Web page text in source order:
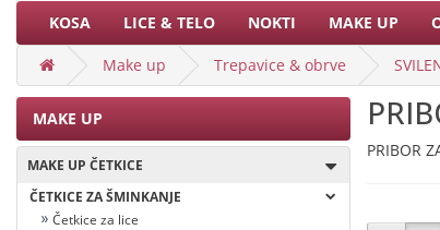
KOSA LICE & TELO NOKTI MAKE UP
Make up Trepavice & obrve
MAKE UP
MAKE UP ČETKICE
ČETKICE ZA ŠMINKANJE
Četkice za lice
PRIBOR